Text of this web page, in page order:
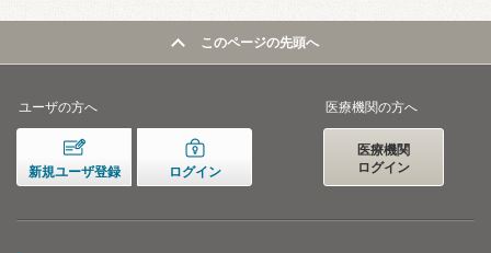
このページの先頭へ
ユーザの方へ
新規ユーザ登録 ログイン
医療機関の方へ
医療機関
ログイン